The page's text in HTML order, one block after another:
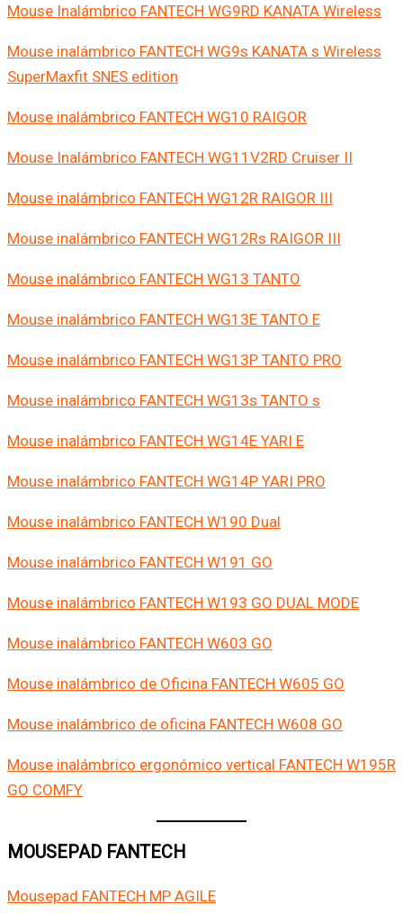
Mouse Inalámbrico FANTECH WG9RD KANATA Wireless
Mouse inalámbrico FANTECH WG9s KANATA s Wireless
SuperMaxfit SNES edition
Mouse inalámbrico FANTECH WG10 RAIGOR
Mouse Inalámbrico FANTECH WG11V2RD Cruiser II
Mouse inalámbrico FANTECH WG12R RAIGOR III
Mouse inalámbrico FANTECH WG12Rs RAIGOR III
Mouse inalámbrico FANTECH WG13 TANTO
Mouse inalámbrico FANTECH WG13E TANTO E
Mouse inalámbrico FANTECH WG13P TANTO PRO
Mouse inalámbrico FANTECH WG13s TANTO s
Mouse inalámbrico FANTECH WG14E YARI E
Mouse inalámbrico FANTECH WG14P YARI PRO
Mouse inalámbrico FANTECH W190 Dual
Mouse inalámbrico FANTECH W191 GO
Mouse inalámbrico FANTECH W193 GO DUAL MODE
Mouse inalámbrico FANTECH W603 GO
Mouse inalámbrico de Oficina FANTECH W605 GO
Mouse inalámbrico de oficina FANTECH W608 GO
Mouse inalámbrico ergonómico vertical FANTECH W195R
GO COMFY
MOUSEPAD FANTECH
Mousepad FANTECH MP AGILE